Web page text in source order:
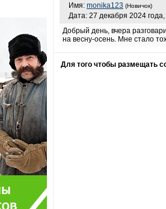
Имя: monika123 (Новичок)
Дата: 27 декабря 2024
Добрый день, вчера
на весну-осень. Мне стало
Для того чтобы размещать